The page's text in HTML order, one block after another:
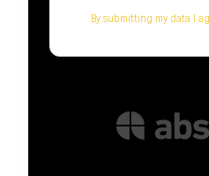
By submitting my data I